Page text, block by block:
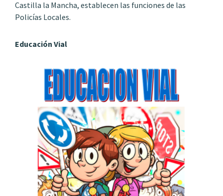
Castilla la Mancha, establecen las funciones de las
Policías Locales.
Educación Vial